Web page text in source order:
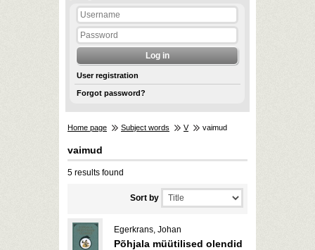
User registration
Forgot password?
Home page Subject words V vaimud
vaimud
5 results found
Sort by
Egerkrans, Johan
Põhjala müütilised olendid